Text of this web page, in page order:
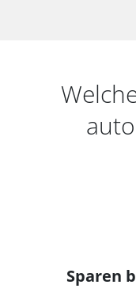
Sparen